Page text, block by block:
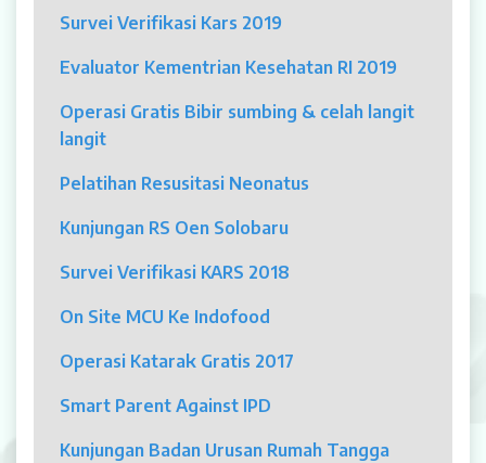
Jadwal Dokter
Sunday Clinic
Dokter Spesialis
Dokter Umum
Pelayanan
Rawat Jalan
Rawat Inap
Survei Verifikasi Kars 2019
Evaluator Kementrian Kesehatan RI 2019
Operasi Gratis Bibir sumbing & celah langit
langit
Pelatihan Resusitasi Neonatus
Kunjungan RS Oen Solobaru
Survei Verifikasi KARS 2018
On Site MCU Ke Indofood
Operasi Katarak Gratis 2017
Smart Parent Against IPD
Kunjungan Badan Urusan Rumah Tangga